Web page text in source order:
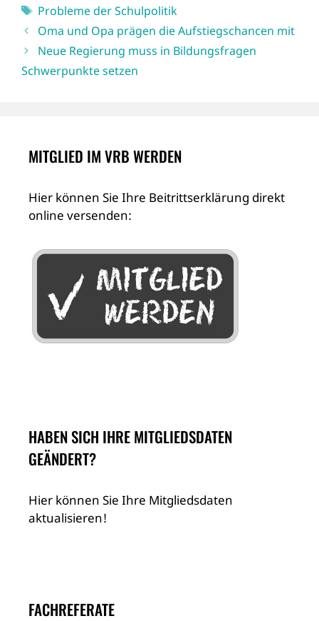
Schlagwörter
Probleme der Schulpolitik
Oma und Opa prägen die Aufstiegschancen mit
Neue Regierung muss in Bildungsfragen
Schwerpunkte setzen
MITGLIED IM VRB WERDEN
Hier können Sie Ihre Beitrittserklärung direkt
online versenden:
HABEN SICH IHRE MITGLIEDSDATEN
GEÄNDERT?
Hier können Sie Ihre Mitgliedsdaten
aktualisieren!
FACHREFERATE